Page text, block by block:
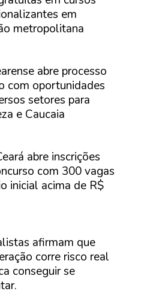
em
metropolitana
abre processo
com oportunidades
setores para
e Caucaia
abre inscrições
com 300 vagas
inicial acima de R$
afirmam que
corre risco real
conseguir se